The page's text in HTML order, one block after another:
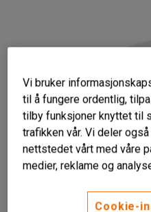
Vi bruker
til å fungere ordentlig,
tilby funksjoner knyttet til
trafikken vår. Vi deler
nettstedet vårt med våre
medier, reklame og
Cookie-